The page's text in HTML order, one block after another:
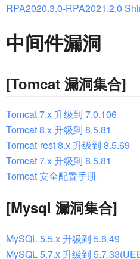
RPA2020.3.0-RPA2021.2.0
中间件漏洞
[Tomcat 漏洞集合]
Tomcat 7.x 升级到 7.0.106
Tomcat 8.x 升级到 8.5.81
Tomcat-rest 8.x 升级到 8.5.69
Tomcat 7.x 升级到 8.5.81
Tomcat 安全配置手册
[Mysql 漏洞集合]
MySQL 5.5.x 升级到 5.6.49
MySQL 5.7.x 升级到